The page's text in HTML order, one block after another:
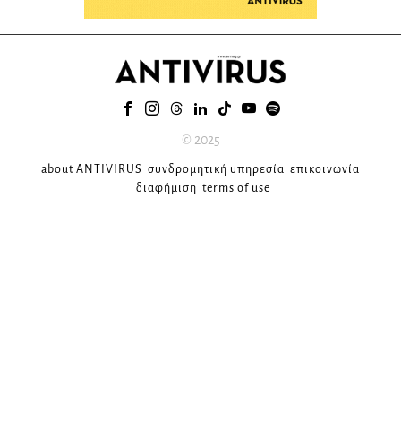
© 2025
about ANTIVIRUS συνδρομητική υπηρεσία επικοινωνία
διαφήμιση terms of use